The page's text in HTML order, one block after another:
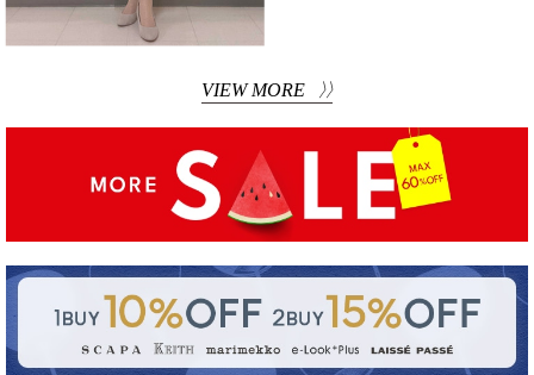
VIEW MORE